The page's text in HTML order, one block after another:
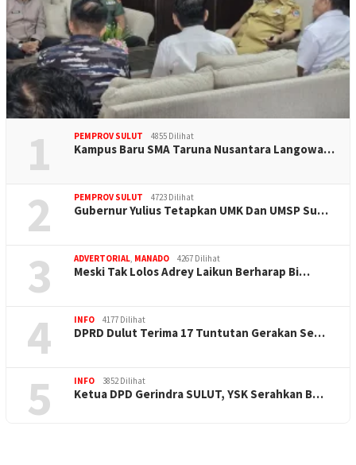
1 PEMPROV SULUT 4855 Dilihat
Kampus Baru SMA Taruna Nusantara Langowa…
2 PEMPROV SULUT 4723 Dilihat
Gubernur Yulius Tetapkan UMK Dan UMSP Su…
3 ADVERTORIAL, MANADO 4267 Dilihat
Meski Tak Lolos Adrey Laikun Berharap Bi…
4 INFO 4177 Dilihat
DPRD Dulut Terima 17 Tuntutan Gerakan Se…
5 INFO 3852 Dilihat
Ketua DPD Gerindra SULUT, YSK Serahkan B…